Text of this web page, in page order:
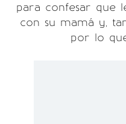
para confesar que
con su mamá y,
por lo